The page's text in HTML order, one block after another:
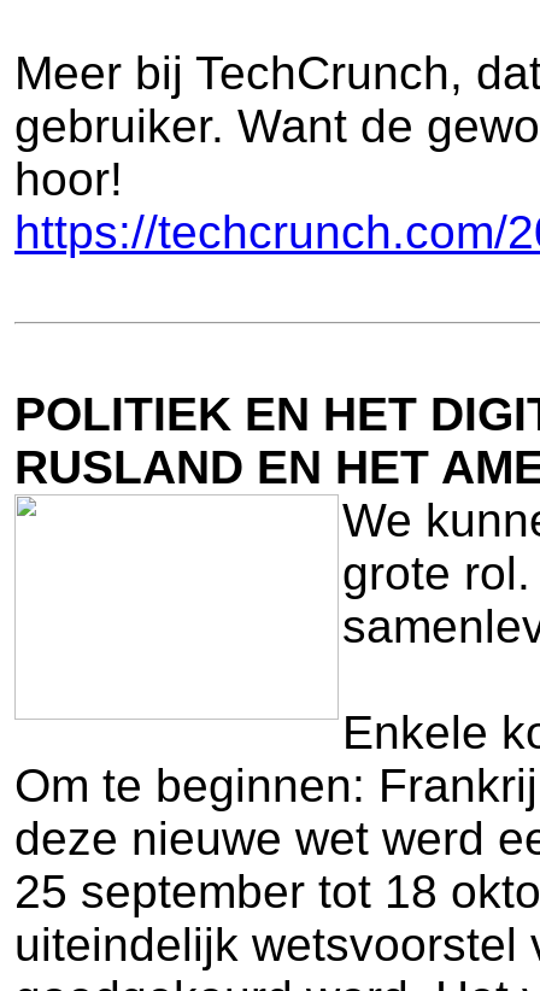
Meer bij TechCrunch,
gebruiker. Want de
hoor!
https://techcrunch.com/
POLITIEK EN HET
RUSLAND EN HET
We
grote
Enkele
Om te beginnen:
deze nieuwe wet werd
25 september tot 18
uiteindelijk wetsvoorstel